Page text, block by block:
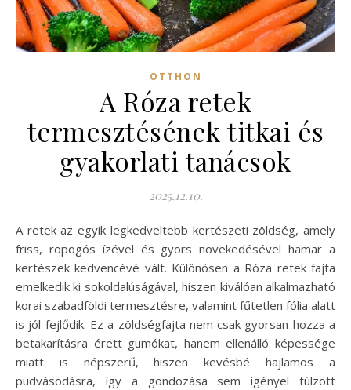
OTTHON
A Róza retek
termesztésének titkai és
gyakorlati tanácsok
2025.12.10.
A retek az egyik legkedveltebb kertészeti zöldség, amely
friss, ropogós ízével és gyors növekedésével hamar a
kertészek kedvencévé vált. Különösen a Róza retek fajta
emelkedik ki sokoldalúságával, hiszen kiválóan alkalmazható
korai szabadföldi termesztésre, valamint fűtetlen fólia alatt
is jól fejlődik. Ez a zöldségfajta nem csak gyorsan hozza a
betakarításra érett gumókat, hanem ellenálló képessége
miatt is népszerű, hiszen kevésbé hajlamos a
pudvásodásra, így a gondozása sem igényel túlzott